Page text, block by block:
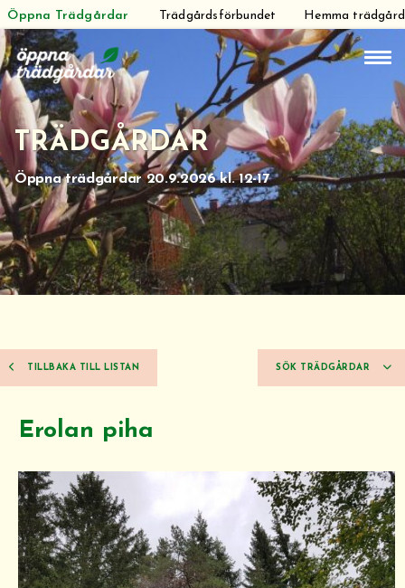
Hoppa
till
innehåll
Öppna Trädgårdar Trädgårdsförbundet Hemma trädgård
TRÄDGÅRDAR
Öppna trädgårdar 20.9.2026 kl. 12-17
TILLBAKA TILL LISTAN SÖK TRÄDGÅRDAR
Erolan piha